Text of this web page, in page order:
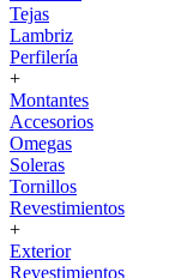
Tejas
Lambriz
Perfilería
+
Montantes
Accesorios
Omegas
Soleras
Tornillos
Revestimientos
+
Exterior
Revestimientos